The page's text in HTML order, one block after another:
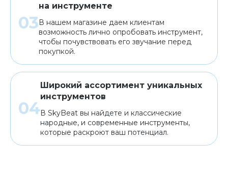
на инструменте
В нашем магазине даем клиентам
возможность лично опробовать инструмент,
чтобы почувствовать его звучание перед
покупкой.
Широкий ассортимент уникальных
инструментов
В SkyBeat вы найдете и классические
народные, и современные инструменты,
которые раскроют ваш потенциал.